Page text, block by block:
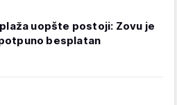
uopšte postoji: Zovu je
besplatan